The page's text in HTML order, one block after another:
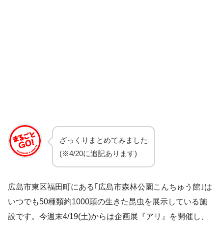
ざっくりまとめてみました
(※4/20に追記あります)
広島市東区福田町にある｢広島市森林公園こんちゅう館｣は
いつでも50種類約1000頭の生きた昆虫を展示している施
設です。今週末4/19(土)からは企画展『アリ』を開催し、